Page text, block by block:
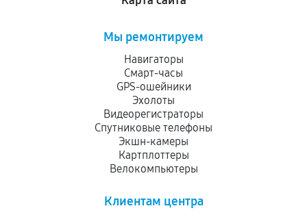
Мы ремонтируем
Навигаторы
Смарт-часы
GPS-ошейники
Эхолоты
Видеорегистраторы
Спутниковые телефоны
Экшн-камеры
Картплоттеры
Велокомпьютеры
Клиентам центра